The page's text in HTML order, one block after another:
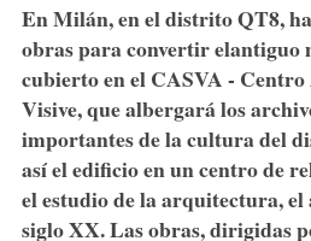
EnMilán, en el distritoQT8,
obras para convertir elantiguo
cubierto en elCASVA -
Visive, que albergará los
importantes de la cultura del
así el edificio en un centro de
el estudio de la arquitectura, el
siglo XX. Las obras, dirigidas